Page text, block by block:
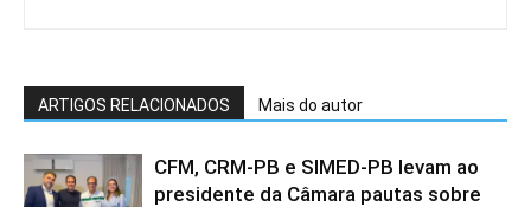
ARTIGOS RELACIONADOS Mais do autor
CFM, CRM-PB e SIMED-PB levam ao
presidente da Câmara pautas sobre